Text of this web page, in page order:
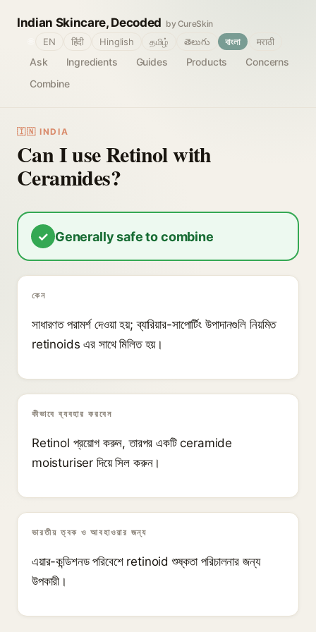
Indian Skincare, Decoded by CureSkin
Ask Ingredients Guides Products
Concerns
Combine
EN हिंदी Hinglish தமிழ் తెలుగు বাংলা मराठी
🇮🇳 INDIA
Can I use Retinol with
Ceramides?
✓ Generally safe to combine
কেন
সাধারণত পরামর্শ দেওয়া হয়; ব্যারিয়ার-সাপোর্টিং উপাদানগুলি নিয়মিত
retinoids এর সাথে মিলিত হয়।
কীভাবে ব্যবহার করবেন
Retinol প্রয়োগ করুন, তারপর একটি ceramide
moisturiser দিয়ে সিল করুন।
ভারতীয় ত্বক ও আবহাওয়ার জন্য
এয়ার-কন্ডিশনড পরিবেশে retinoid শুষ্কতা পরিচালনার জন্য
উপকারী।